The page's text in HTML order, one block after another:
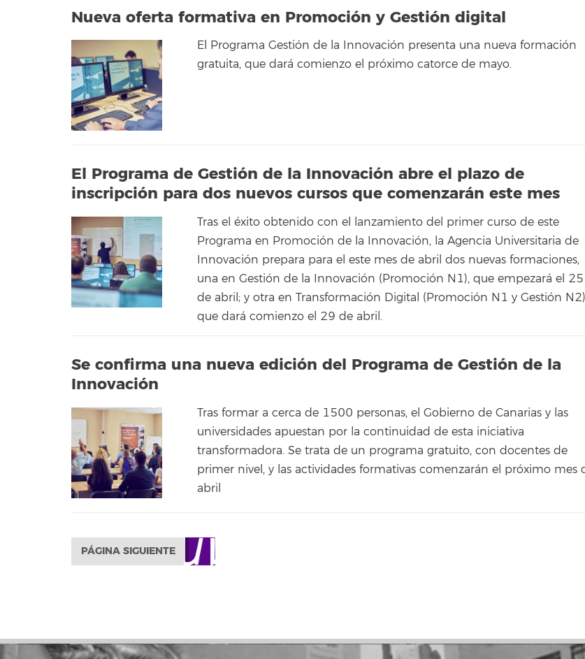
Nueva oferta formativa en Promoción y Gestión digital
El Programa Gestión de la Innovación presenta una nueva formación
gratuita, que dará comienzo el próximo catorce de mayo.
El Programa de Gestión de la Innovación abre el plazo de
inscripción para dos nuevos cursos que comenzarán este mes
Tras el éxito obtenido con el lanzamiento del primer curso de este
Programa en Promoción de la Innovación, la Agencia Universitaria de
Innovación prepara para el este mes de abril dos nuevas formaciones,
una en Gestión de la Innovación (Promoción N1), que empezará el 25
de abril; y otra en Transformación Digital (Promoción N1 y Gestión
que dará comienzo el 29 de abril.
Se confirma una nueva edición del Programa de Gestión de la
Innovación
Tras formar a cerca de 1500 personas, el Gobierno de Canarias y las
universidades apuestan por la continuidad de esta iniciativa
transformadora. Se trata de un programa gratuito, con docentes de
primer nivel, y las actividades formativas comenzarán el próximo mes
abril
PÁGINA SIGUIENTE